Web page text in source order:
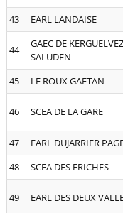
43
EARL LANDAISE
44
GAEC DE KERGUELVEZ
SALUDEN
45 LE ROUX GAETAN
46 SCEA DE LA GARE
47 EARL DUJARRIER
48
SCEA DES FRICHES
49 EARL DES DEUX